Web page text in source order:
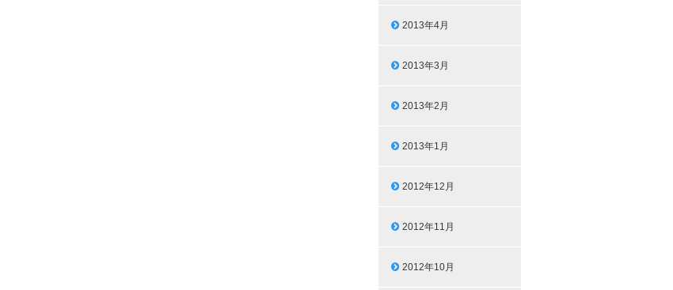
2013年4月
2013年3月
2013年2月
2013年1月
2012年12月
2012年11月
2012年10月